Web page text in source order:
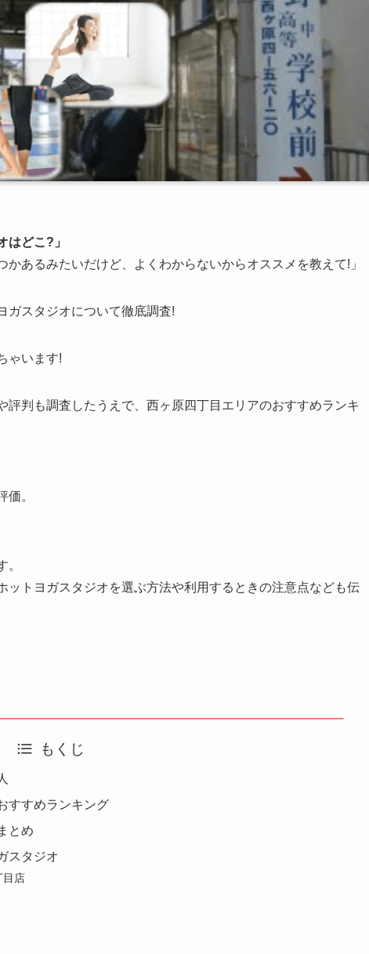
はどこ?」
かあるみたいだけど、よくわからないからオススメを教えて!」
ガスタジオについて徹底調査!
ゃいます!
判も調査したうえで、西ヶ原四丁目エリアのおすすめランキ
価。
。
トヨガスタジオを選ぶ方法や利用するときの注意点なども伝
もくじ
すすめランキング
とめ
スタジオ
目店